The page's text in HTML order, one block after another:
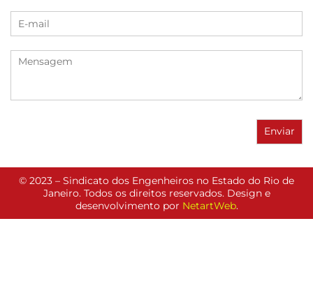
© 2023 – Sindicato dos Engenheiros no Estado do Rio de
Janeiro. Todos os direitos reservados. Design e
desenvolvimento por NetartWeb.